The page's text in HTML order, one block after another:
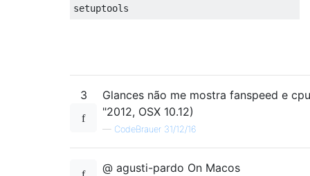
setuptools
3
Glances não me mostra fanspeed e
"2012, OSX 10.12)
— CodeBrauer 31/12/16
@ agusti-pardo On Macos